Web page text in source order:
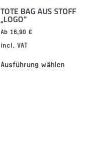
TOTE BAG AUS STOFF
„LOGO”
Ab 16,90€
incl. VAT
Ausführung wählen